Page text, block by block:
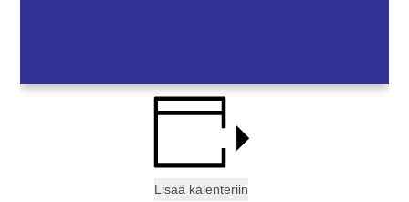
Lisää kalenteriin